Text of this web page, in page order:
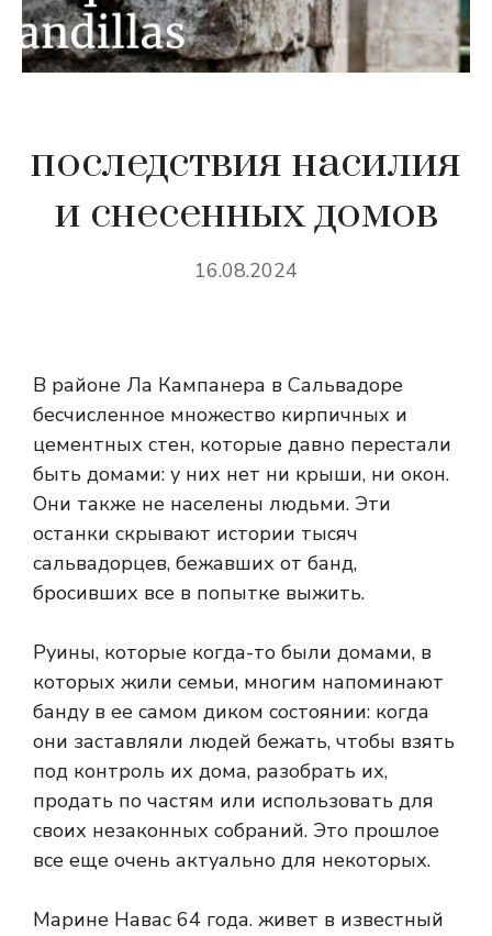
последствия насилия
и снесенных домов
16.08.2024
В районе Ла Кампанера в Сальвадоре
бесчисленное множество кирпичных и
цементных стен, которые давно перестали
быть домами: у них нет ни крыши, ни окон.
Они также не населены людьми. Эти
останки скрывают истории тысяч
сальвадорцев, бежавших от банд,
бросивших все в попытке выжить.
Руины, которые когда-то были домами, в
которых жили семьи, многим напоминают
банду в ее самом диком состоянии: когда
они заставляли людей бежать, чтобы взять
под контроль их дома, разобрать их,
продать по частям или использовать для
своих незаконных собраний. Это прошлое
все еще очень актуально для некоторых.
Марине Навас 64 года. живет в известный